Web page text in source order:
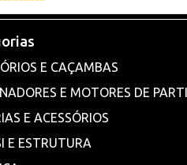
E CAÇAMBAS
E MOTORES DE
E ACESSÓRIOS
E ESTRUTURA